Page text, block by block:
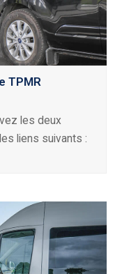
TPMR
les deux
liens suivants :